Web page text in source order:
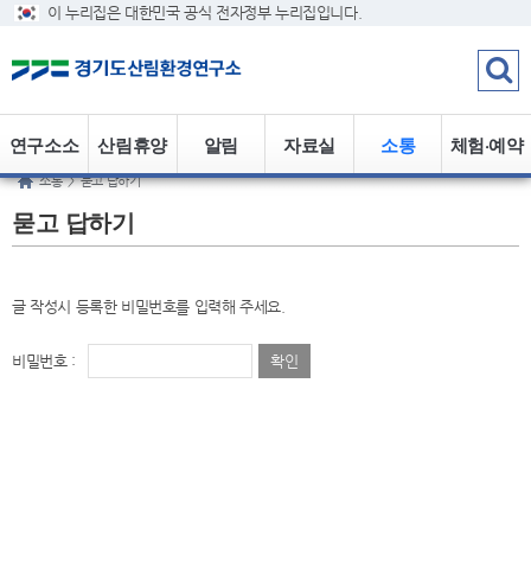
이 누리집은 대한민국 공식 전자정부 누리집입니다.
체험·예약
소통
자료실
알림
산림휴양
연구소소
소통 > 묻고 답하기
묻고 답하기
글 작성시 등록한 비밀번호를 입력해 주세요.
비밀번호 :